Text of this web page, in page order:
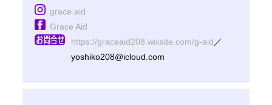
grace.aid
Grace Aid
https://graceaid208.wixsite.com/g-aid ／
yoshiko208@icloud.com